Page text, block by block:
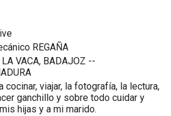
REGAÑA
VACA, BADAJOZ --
cocinar, viajar, la fotografía, la lectura,
ganchillo y sobre todo cuidar y
hijas y a mi marido.